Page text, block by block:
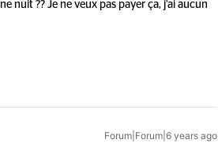
nuit ?? Je ne veux pas payer ça, j’ai aucun
Forum|Forum|6 years ago